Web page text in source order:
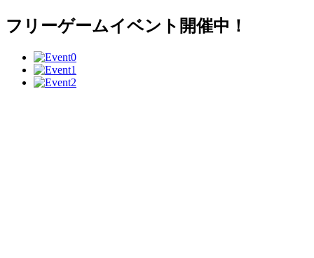
フリーゲームイベント開催中！